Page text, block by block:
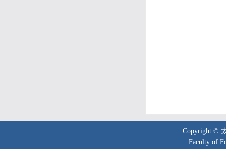
Copyright ©
Faculty of